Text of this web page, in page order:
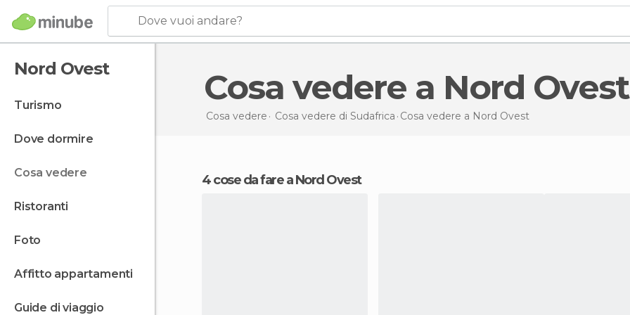
Dove vuoi andare?
Nord Ovest
turismo
dove dormire
cosa vedere
ristoranti
foto
affitto appartamenti
guide di viaggio
Cosa vedere a Nord Ovest
Cosa vedere Cosa vedere di Sudafrica Cosa vedere a Nord Ovest
4 cose da fare a Nord Ovest